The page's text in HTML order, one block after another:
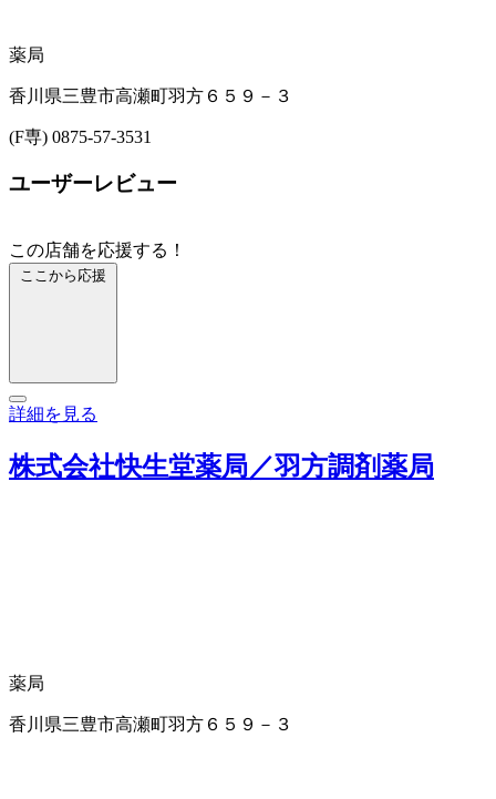
薬局
香川県三豊市高瀬町羽方６５９－３
(F専) 0875-57-3531
ユーザーレビュー
この店舗を応援する！
ここから応援
詳細を見る
株式会社快生堂薬局／羽方調剤薬局
薬局
香川県三豊市高瀬町羽方６５９－３